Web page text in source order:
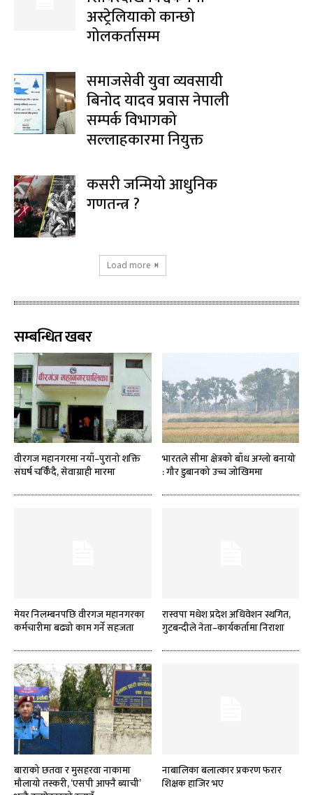
अस्ट्रेलियाको कान्छो
गोलकर्तासम्म
समाजसेवी युवा व्यवसायी
बिनोद यादव प्रवास नेपाली
सम्पर्क विभागको
सल्लाहकारमा नियुक्त
कसरी जन्मियो आधुनिक
गणतन्त्र ?
Load more
सम्बन्धित खबर
वीरगज महानगरमा नयाँ–पुरानो शक्ति
संघर्ष चर्किँदै, सेवाग्राही मारमा
भारतले सीमा क्षेत्रको बाँध अग्लो बनायो
: गौर डुबानको उच्च जोखिममा
मेयर निलम्बनपछि वीरगज महानगरका
कर्मचारीमा बढ्यो काम गर्ने सहजता
रास्वपा मधेश प्रदेश अधिवेशन स्थगित,
गुटबन्दीले नेता–कार्यकर्तामा निराशा
बाराको छतवा र मुसहरवा नाकामा
मौलायो तस्करी, ‘एसपी आफ्नै ब्याची’
नाबालिका बलात्कार प्रकरण फरार
शिक्षक हाजिर भए